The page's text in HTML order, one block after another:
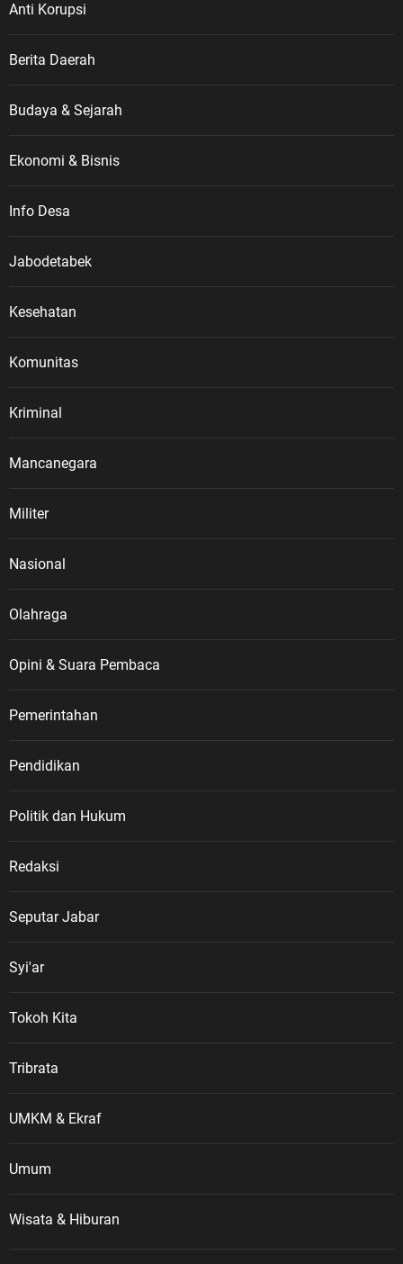
Anti Korupsi
Berita Daerah
Budaya & Sejarah
Ekonomi & Bisnis
Info Desa
Jabodetabek
Kesehatan
Komunitas
Kriminal
Mancanegara
Militer
Nasional
Olahraga
Opini & Suara Pembaca
Pemerintahan
Pendidikan
Politik dan Hukum
Redaksi
Seputar Jabar
Syi'ar
Tokoh Kita
Tribrata
UMKM & Ekraf
Umum
Wisata & Hiburan